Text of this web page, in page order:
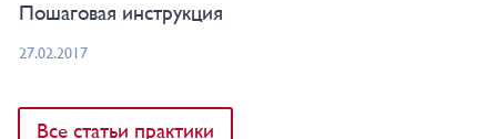
Пошаговая инструкция
27.02.2017
Все статьи практики